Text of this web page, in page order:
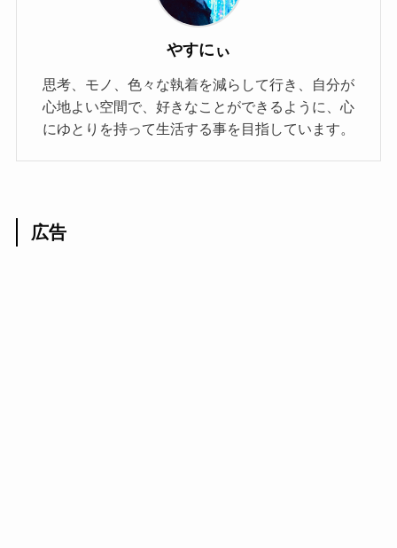
やすにぃ
思考、モノ、色々な執着を減らして行き、自分が
心地よい空間で、好きなことができるように、心
にゆとりを持って生活する事を目指しています。
広告